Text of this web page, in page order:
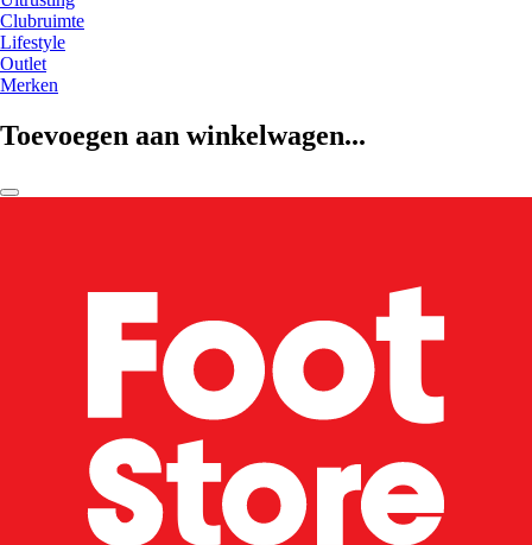
Clubruimte
Lifestyle
Outlet
Merken
Toevoegen aan winkelwagen...